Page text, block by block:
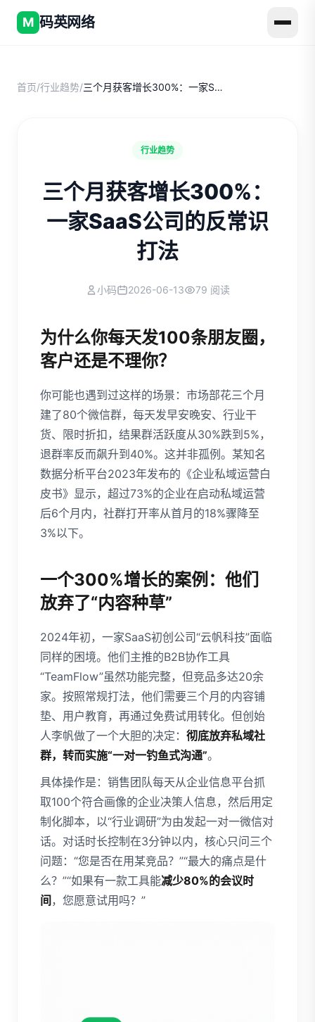
M 码英网络
首页/行业趋势/ 三个月获客增长300%：一家SaaS公司的反常识打法
行业趋势
三个月获客增长300%：
一家SaaS公司的反常识
打法
小码 2026-06-13 79 阅读
为什么你每天发100条朋友圈，
客户还是不理你？
你可能也遇到过这样的场景：市场部花三个月
建了80个微信群，每天发早安晚安、行业干
货、限时折扣，结果群活跃度从30%跌到5%，
退群率反而飙升到40%。这并非孤例。某知名
数据分析平台2023年发布的《企业私域运营白
皮书》显示，超过73%的企业在启动私域运营
后6个月内，社群打开率从首月的18%骤降至
3%以下。
一个300%增长的案例：他们
放弃了“内容种草”
2024年初，一家SaaS初创公司“云帆科技”面临
同样的困境。他们主推的B2B协作工具
“TeamFlow”虽然功能完整，但竞品多达20余
家。按照常规打法，他们需要三个月的内容铺
垫、用户教育，再通过免费试用转化。但创始
人李帆做了一个大胆的决定： 彻底放弃私域社
群，转而实施“一对一钓鱼式沟通”。
具体操作是：销售团队每天从企业信息平台抓
取100个符合画像的企业决策人信息，然后用定
制化脚本，以“行业调研”为由发起一对一微信对
话。对话时长控制在3分钟以内，核心只问三个
问题：“您是否在用某竞品？”“最大的痛点是什
么？”“如果有一款工具能减少80%的会议时
间 ，您愿意试用吗？”